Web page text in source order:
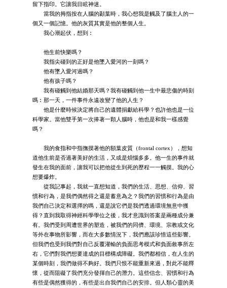
留下指印。它讓我目眩神迷。
當我的拇指按在人腦的顳葉時，我心想我是觸及了腦主人的一
個又一個記憶。他的灰質其實是他的整個人生。
我心潮起伏，想到︰
他生前快樂嗎？
我指尖碰到的正好是他墜入愛河的一刻嗎？
他有墜入愛河過嗎？
他有孩子嗎？
我有碰觸到他結婚那天嗎？我有碰觸到他一生中最悲傷的時刻
嗎︰那一天，一件事件永遠改變了他的人生？
他是什麼時候決定將自己的遺體捐獻給科學？也許他也是一位
科學家。當他雙手第一次捧著一顆人腦時，他也是和我一樣感覺
嗎？
我的食指和中指撫摸著他的額葉皮質（frontal cortex），想知
道他生前是否過著美好的生活，又或是煩惱多多。他一生的事件就
發生在我的面前，讓我可以把他從生到死的歷程一一觸摸。我的心
想要爆炸。
從我記事起，我就一直想知道，我們的生活、思想、信仰、習
慣和行為，是我們偶然得之還是蓄意為之？我們的習慣和行為是由
我們自己決定和選擇的嗎，還是說它們是我們透過環境無意中獲
得？直到我取得神經科學學位之後，我才意識到答案是兩種成分兼
有。我們受到周遭世界的塑造，被我們的同儕、環境、宗教或文化
等外在事物所影響，而在大多數情況下，我們應該珍惜這些影響。
但我們也受到我們對自己反覆灌輸的負面思考模式和負面敘事所左
右，它們對我們想要達成的目標構成障礙。我們都相信，在人生的
某個時刻，我們做得不夠好。我們只恨不能重新來過，對此不能釋
懷，從而阻礙了我們充分發揮自己的潛力。這些信念、習慣和行為
有些是偶然獲得的，有些是出自我們自己的安排。但人類心靈的美